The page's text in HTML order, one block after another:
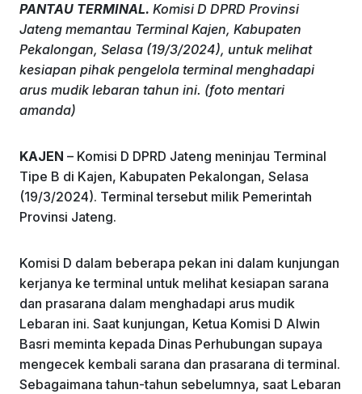
c
e
b
o
o
k
k
e
dI
n
at
s
A
p
e
gr
a
m
ai
l
ar
e
PANTAU TERMINAL. Komisi D DPRD Provinsi
Jateng memantau Terminal Kajen, Kabupaten
Pekalongan, Selasa (19/3/2024), untuk melihat
kesiapan pihak pengelola terminal menghadapi
arus mudik lebaran tahun ini. (foto mentari
amanda)
KAJEN – Komisi D DPRD Jateng meninjau Terminal
Tipe B di Kajen, Kabupaten Pekalongan, Selasa
(19/3/2024). Terminal tersebut milik Pemerintah
Provinsi Jateng.
Komisi D dalam beberapa pekan ini dalam kunjungan
kerjanya ke terminal untuk melihat kesiapan sarana
dan prasarana dalam menghadapi arus mudik
Lebaran ini. Saat kunjungan, Ketua Komisi D Alwin
Basri meminta kepada Dinas Perhubungan supaya
mengecek kembali sarana dan prasarana di terminal.
Sebagaimana tahun-tahun sebelumnya, saat Lebaran